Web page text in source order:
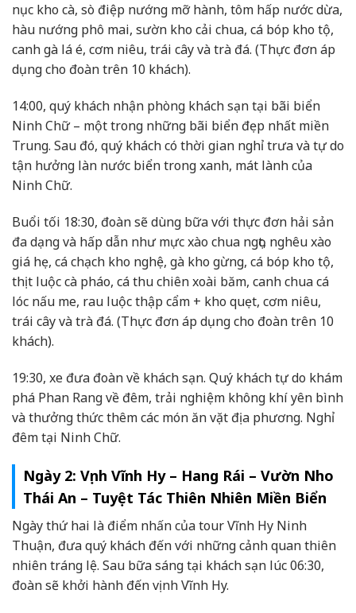
nục kho cà, sò điệp nướng mỡ hành, tôm hấp nước dừa,
hàu nướng phô mai, sườn kho cải chua, cá bóp kho tộ,
canh gà lá é, cơm niêu, trái cây và trà đá. (Thực đơn áp
dụng cho đoàn trên 10 khách).
14:00, quý khách nhận phòng khách sạn tại bãi biển
Ninh Chữ – một trong những bãi biển đẹp nhất miền
Trung. Sau đó, quý khách có thời gian nghỉ trưa và tự do
tận hưởng làn nước biển trong xanh, mát lành của
Ninh Chữ.
Buổi tối 18:30, đoàn sẽ dùng bữa với thực đơn hải sản
đa dạng và hấp dẫn như mực xào chua ngọt, nghêu xào
giá hẹ, cá chạch kho nghệ, gà kho gừng, cá bóp kho tộ,
thịt luộc cà pháo, cá thu chiên xoài băm, canh chua cá
lóc nấu me, rau luộc thập cẩm + kho quẹt, cơm niêu,
trái cây và trà đá. (Thực đơn áp dụng cho đoàn trên 10
khách).
19:30, xe đưa đoàn về khách sạn. Quý khách tự do khám
phá Phan Rang về đêm, trải nghiệm không khí yên bình
và thưởng thức thêm các món ăn vặt địa phương. Nghỉ
đêm tại Ninh Chữ.
Ngày 2: Vịnh Vĩnh Hy – Hang Rái – Vườn Nho
Thái An – Tuyệt Tác Thiên Nhiên Miền Biển
Ngày thứ hai là điểm nhấn của tour Vĩnh Hy Ninh
Thuận, đưa quý khách đến với những cảnh quan thiên
nhiên tráng lệ. Sau bữa sáng tại khách sạn lúc 06:30,
đoàn sẽ khởi hành đến vịnh Vĩnh Hy.